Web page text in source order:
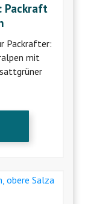
Packraft
Packrafter:
mit